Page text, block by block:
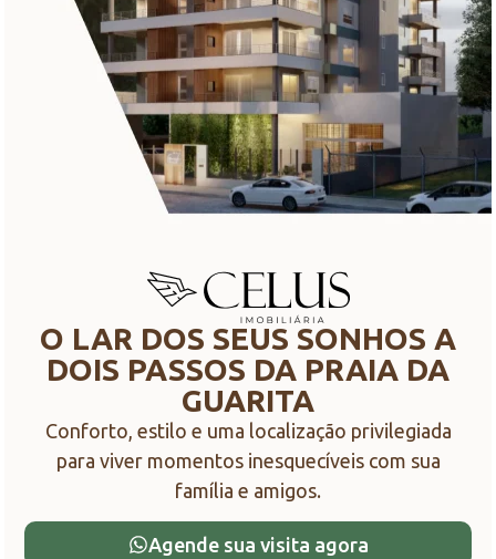
O LAR DOS SEUS SONHOS A
DOIS PASSOS DA PRAIA DA
GUARITA
Conforto, estilo e uma localização privilegiada
para viver momentos inesquecíveis com sua
família e amigos.
Agende sua visita agora